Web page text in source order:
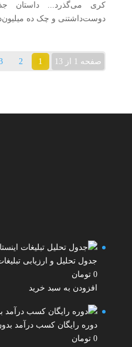
کری می‌گذرد... داستان
دوست‌داشتنی و چک ده
صفحه 1 از 13 1
2
جدول تحلیل و ارزیابی
0 تومان
افزودن به سبد خرید
دوره رایگان کسب درآمد
0 تومان